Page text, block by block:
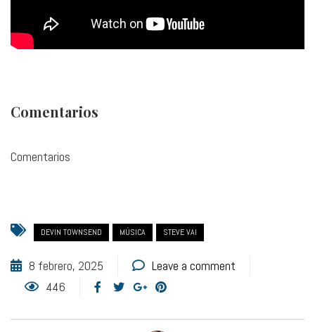
Comentarios
Comentarios
DEVIN TOWNSEND MÚSICA STEVE VAI
8 febrero, 2025
Leave a comment
446